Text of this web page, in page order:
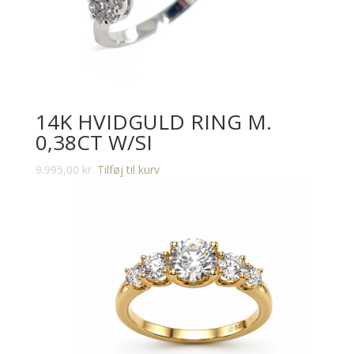
14K HVIDGULD RING M.
0,38CT W/SI
9.995,00 kr. Tilføj til kurv